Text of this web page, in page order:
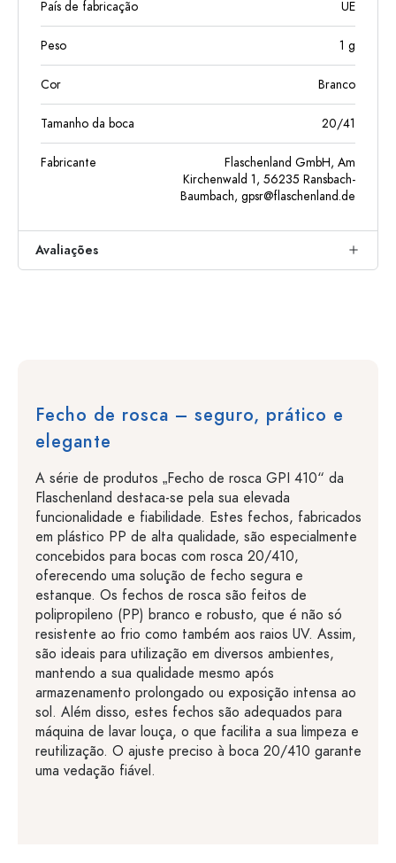
País de fabricação UE
Peso 1 g
Cor Branco
Tamanho da boca 20/41
Fabricante
Flaschenland GmbH, Am
Kirchenwald 1, 56235 Ransbach-
Baumbach, gpsr@flaschenland.de
Avaliações
Fecho de rosca – seguro, prático e
elegante
A série de produtos „Fecho de rosca GPI 410“ da
Flaschenland destaca-se pela sua elevada
funcionalidade e fiabilidade. Estes fechos, fabricados
em plástico PP de alta qualidade, são especialmente
concebidos para bocas com rosca 20/410,
oferecendo uma solução de fecho segura e
estanque. Os fechos de rosca são feitos de
polipropileno (PP) branco e robusto, que é não só
resistente ao frio como também aos raios UV. Assim,
são ideais para utilização em diversos ambientes,
mantendo a sua qualidade mesmo após
armazenamento prolongado ou exposição intensa ao
sol. Além disso, estes fechos são adequados para
máquina de lavar louça, o que facilita a sua limpeza e
reutilização. O ajuste preciso à boca 20/410 garante
uma vedação fiável.